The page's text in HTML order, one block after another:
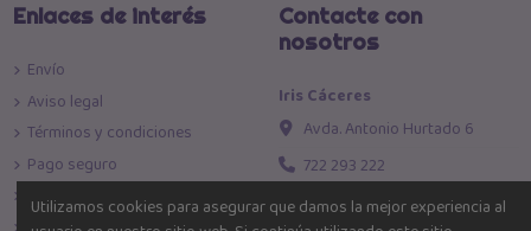
Enlaces de interés
Envío
Aviso legal
Términos y condiciones
Pago seguro
Política de devoluciones
Contacte con
nosotros
Iris Cáceres
Avda. Antonio Hurtado 6
722 293 222
info@iriscaceres.com
Utilizamos cookies para asegurar que damos la mejor experiencia al